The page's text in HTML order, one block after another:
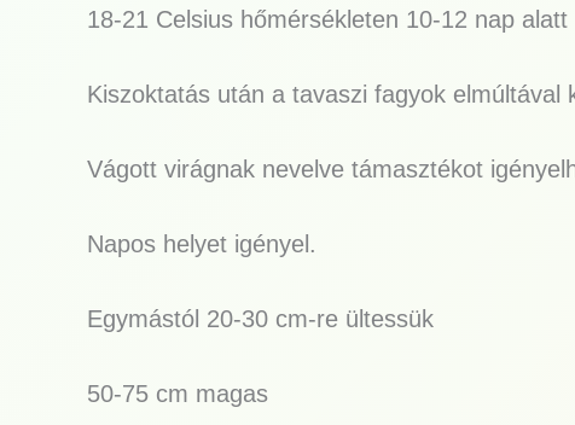
18-21 Celsius hőmérsékleten 10-12 nap alatt
Kiszoktatás után a tavaszi fagyok elmúltával
Vágott virágnak nevelve támasztékot
Napos helyet igényel.
Egymástól 20-30 cm-re ültessük
50-75 cm magas